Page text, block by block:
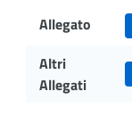
Allegato
Altri
Allegati